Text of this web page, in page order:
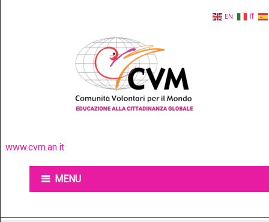
www.cvm.an.it
MENU
EN IT